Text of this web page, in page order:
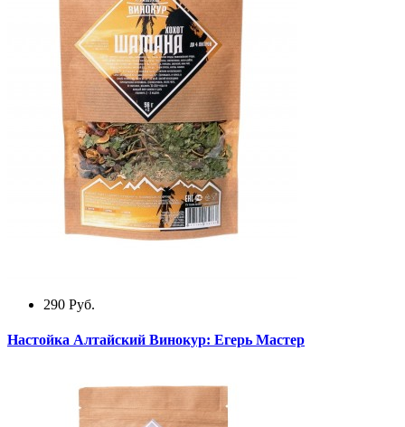
290 Руб.
Настойка Алтайский Винокур: Егерь Мастер